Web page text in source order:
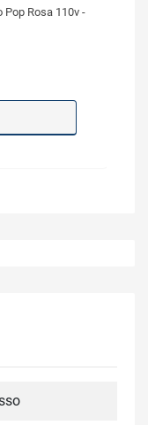
Rosa 110v -